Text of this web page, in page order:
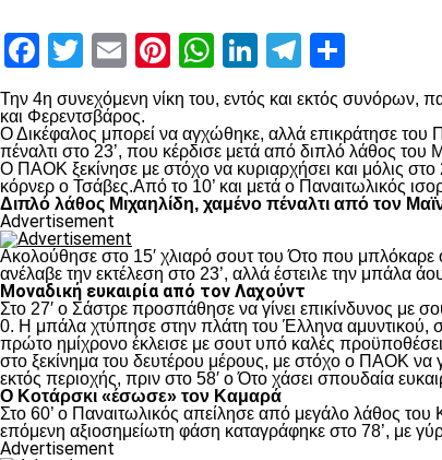
Facebook
Twitter
EmailPinterest
WhatsApp
LinkedIn
Telegram
Την 4η συνεχόμενη νίκη του, εντός και εκτός συνόρων,
και Φερεντσβάρος.
Ο Δικέφαλος μπορεί να αγχώθηκε, αλλά επικράτησε του
πέναλτι στο 23’, που κέρδισε μετά από διπλό λάθος του
Ο ΠΑΟΚ ξεκίνησε με στόχο να κυριαρχήσει και μόλις
κόρνερ ο Τσάβες.Από το 10’ και μετά ο Παναιτωλικός
Διπλό λάθος Μιχαηλίδη, χαμένο πέναλτι από τον
Advertisement
Ακολούθησε στο 15′ χλιαρό σουτ του Ότο που μπλόκαρε
ανέλαβε την εκτέλεση στο 23’, αλλά έστειλε την μπάλα
Μοναδική ευκαιρία από τον Λαχούντ
Στο 27′ ο Σάστρε προσπάθησε να γίνει επικίνδυνος με
0. Η μπάλα χτύπησε στην πλάτη του Έλληνα αμυντικού,
πρώτο ημίχρονο έκλεισε με σουτ υπό καλές
στο ξεκίνημα του δευτέρου μέρους, με στόχο ο ΠΑΟΚ να
εκτός περιοχής, πριν στο 58′ ο Ότο χάσει σπουδαία
Ο Κοτάρσκι «έσωσε» τον Καμαρά
Στο 60’ ο Παναιτωλικός απείλησε από μεγάλο λάθος
επόμενη αξιοσημείωτη φάση καταγράφηκε στο 78’, με
Advertisement